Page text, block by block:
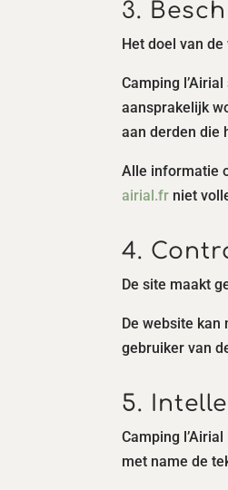
3.
Het doel van
Camping
aansprakelijk
aan derden die
Alle informatie
airial.fr niet
4.
De site maakt
De website
gebruiker van
5.
Camping
met name de